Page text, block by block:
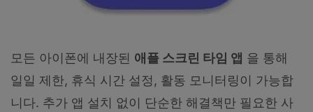
모든 아이폰에 내장된 애플 스크린 타임 앱 을 통해
일일 제한, 휴식 시간 설정, 활동 모니터링이 가능합
니다. 추가 앱 설치 없이 단순한 해결책만 필요한 사